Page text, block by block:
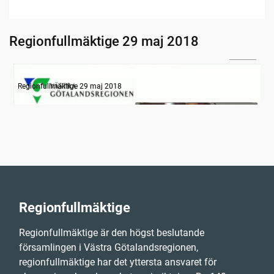
Regionfullmäktige 29 maj 2018
Information
Regionfullmäktige 29 maj 2018
Regionfullmäktige
Regionfullmäktige är den högst beslutande
församlingen i Västra Götalandsregionen,
regionfullmäktige har det yttersta ansvaret för